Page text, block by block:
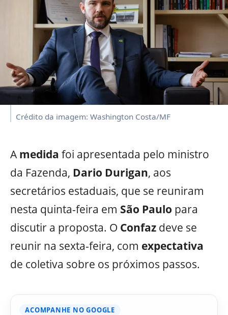
Crédito da imagem: Washington Costa/MF
Amedida foi apresentada pelo ministro
da Fazenda, Dario Durigan, aos
secretários estaduais, que se reuniram
nesta quinta-feira em São Paulo para
discutir a proposta. O Confaz deve se
reunir na sexta-feira, com expectativa
de coletiva sobre os próximos passos.
ACOMPANHE NO GOOGLE